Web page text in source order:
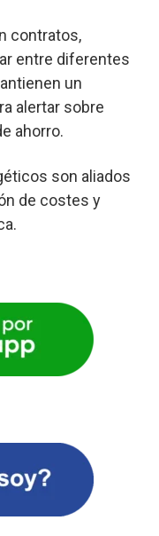
contratos,
entre diferentes
un
alertar sobre
ahorro.
son aliados
de costes y